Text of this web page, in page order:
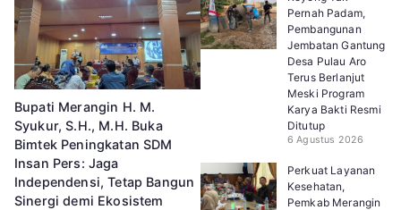
Bupati Merangin H. M.
Syukur, S.H., M.H. Buka
Bimtek Peningkatan SDM
Insan Pers: Jaga
Independensi, Tetap Bangun
Sinergi demi Ekosistem
Pernah Padam,
Pembangunan
Jembatan Gantung
Desa Pulau Aro
Terus Berlanjut
Meski Program
Karya Bakti Resmi
Ditutup
6 Agustus 2026
Perkuat Layanan
Kesehatan,
Pemkab Merangin